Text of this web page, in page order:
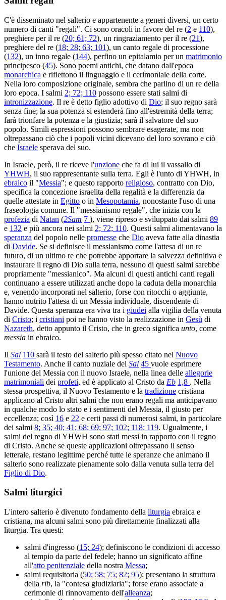
C'è disseminato nel salterio e appartenente a generi diversi, un certo
numero di canti "regali". Ci sono oracoli in favore del re (2 e 110),
preghiere per il re (20; 61; 72), un ringraziamento per il re (21),
preghiere del re (18; 28; 63; 101), un canto regale di processione
(132), un inno regale (144), perfino un epitalamio per un matrimonio
principesco (45). Sono poemi antichi, che datano dall'epoca
monarchica e riflettono il linguaggio e il cerimoniale della corte.
Nella loro composizione originale, sembra che parlino di un re della
loro epoca. I salmi 2; 72; 110 possono essere stati salmi di
intronizzazione. Il re è detto figlio adottivo di Dio; il suo regno sarà
senza fine; la sua potenza si estenderà fino all'estremità della terra;
farà trionfare la potenza e la giustizia; sarà il salvatore del suo
popolo. Simili espressioni possono sembrare esagerate, ma non
oltrepassano ciò che i popoli vicini dicevano del loro sovrano e ciò
che Israele sperava del suo.
In Israele, però, il re riceve l'unzione che fa di lui il vassallo di
YHWH, il suo rappresentante sulla terra. Egli è l'unto di YHWH, in
ebraico il "Messia"; e questo rapporto religioso, contratto con Dio,
specifica la concezione israelita della regalità e la differenzia da
quelle attestate in Egitto o in Mesopotamia, nonostante l'uso di una
fraseologia comune. Il "messianismo regale", che inizia con la
profezia di Natan (2Sam 7 ), viene ripreso e sviluppato dai salmi 89
e 132 e più ancora nei salmi 2; 72; 110. Questi salmi alimentavano la
speranza del popolo nelle promesse che Dio aveva fatte alla dinastia
di Davide. Se si definisce il messianismo come l'attesa di un re
futuro, di un ultimo re che potrebbe apportare la salvezza definitiva e
instaurare il regno di Dio sulla terra, nessuno di questi salmi sarebbe
propriamente "messianico". Ma alcuni di questi antichi canti regali
continuano a essere utilizzati anche dopo la caduta della monarchia
e, venendo incorporati nel salterio, forse con ritocchi o aggiunte,
hanno nutrito l'attesa di un Messia individuale, discendente di
Davide. Questa speranza era viva tra i giudei alla vigilia della venuta
di Cristo; i cristiani poi ne hanno visto la realizzazione in Gesù di
Nazareth, detto appunto il Cristo, che in greco significa unto, come
messia in ebraico.
Il Sal 110 sarà il testo del salterio più spesso citato nel Nuovo
Testamento. Anche il canto nuziale del Sal 45 vuole esprimere
l'unione del Messia con il nuovo Israele, nella linea delle allegorie
matrimoniali dei profeti, ed è applicato al Cristo da Eb 1,8 . Nella
stessa prospettiva, il Nuovo Testamento e la tradizione cristiana
applicano al Cristo altri salmi che non erano regali ma anticipavano
in qualche modo lo stato e i sentimenti del Messia, il giusto per
eccellenza; così 16 e 22 e certi passi di numerosi salmi, in particolare
dei salmi 8; 35; 40; 41; 68; 69; 97; 102; 118; 119. Ugualmente, i
salmi del regno di YHWH sono stati messi in rapporto con il regno
di Cristo. Anche se queste applicazioni oltrepassano il senso
letterale, restano legittime perché tutte le speranze che animano il
salterio sono realizzate pienamente solo dalla venuta sulla terra del
Figlio di Dio.
Salmi liturgici
L'intero salterio è divenuto fondamento della liturgia ebraica e
cristiana, ma alcuni salmi sono più direttamente finalizzati alla
liturgia. Tra questi:
salmi d'ingresso (15; 24); definiscono le condizioni di accesso
al tempio da parte del fedele; hanno un significato affine
all'atto penitenziale della nostra Messa;
salmi requisitoria (50; 58; 75; 82; 95); presentano la struttura
della rib, la "contesa giudiziaria"; forse erano associate a
cerimonie di rinnovamento dell'alleanza;